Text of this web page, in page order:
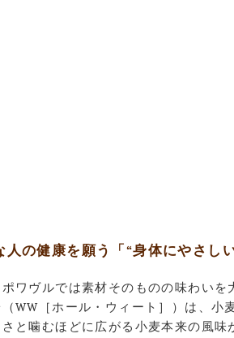
人の健康を願う「“身体にやさし
ワヴルでは素材そのものの味わいを
WW［ホール・ウィート］）は、小
と噛むほどに広がる小麦本来の風味